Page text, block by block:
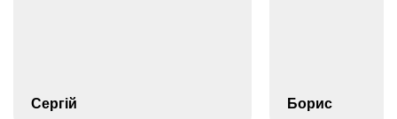
Сергій Борис